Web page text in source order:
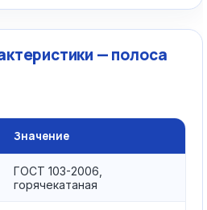
— полоса
Значение
ГОСТ 103-2006,
горячекатаная